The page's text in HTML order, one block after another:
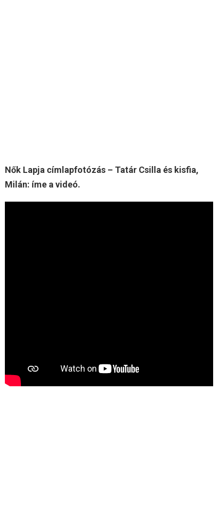
Nők Lapja címlapfotózás – Tatár Csilla és kisfia,
Milán: íme a videó.